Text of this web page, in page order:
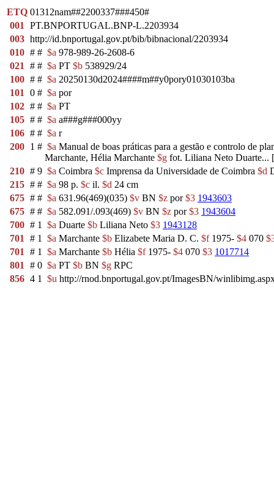
ETQ 01312nam##2200337###450#
001
PT.BNPORTUGAL.BNP-L.2203934
003 http://id.bnportugal.gov.pt/bib/bibnacional/2203934
010 # # $a 978-989-26-2608-6
021
# # $a PT $b 538929/24
100 # # $a 20250130d2024####m##y0pory01030103ba
101
0 # $a por
102 # # $a PT
105 # # $a a###g###000yy
106 # # $a r
200 1 # $a Manual de boas práticas para a gestão e controlo de
Marchante, Hélia Marchante $g fot. Liliana Neto Duarte...
210 # 9 $a Coimbra $c Imprensa da Universidade de Coimbra $d
215 # # $a 98 p. $c il. $d 24 cm
675 # # $a 631.96(469)(035) $v BN $z por$3 1943603
675 # # $a 582.091/.093(469) $v BN $z por$3 1943604
700 # 1 $a Duarte $b Liliana Neto $3 1943128
701
# 1 $a Marchante $b Elizabete Maria D. C. $f1975- $4 070
701
# 1 $a Marchante $b Hélia $f1975- $4 070 $3 1017714
801
# 0 $a PT $b BN $g RPC
856 4 1 $u http://rnod.bnportugal.gov.pt/ImagesBN/